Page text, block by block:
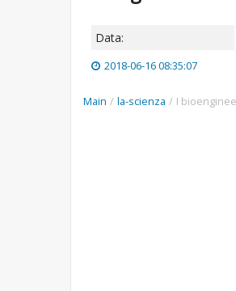
Data:
2018-06-16 08:35:07
Main / la-scienza / I